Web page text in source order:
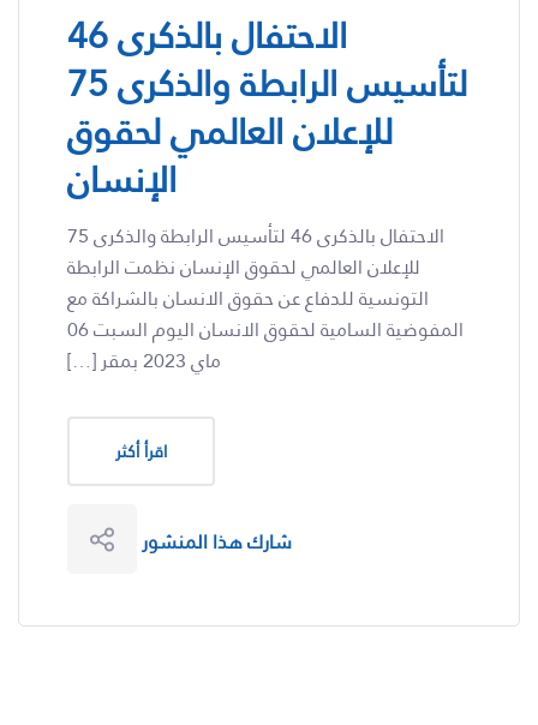
الاحتفال بالذكرى 46
لتأسيس الرابطة والذكرى 75
للإعلان العالمي لحقوق
الإنسان
الاحتفال بالذكرى 46 لتأسيس الرابطة والذكرى 75
للإعلان العالمي لحقوق الإنسان نظمت الرابطة
التونسية للدفاع عن حقوق الانسان بالشراكة مع
المفوضية السامية لحقوق الانسان اليوم السبت 06
ماي 2023 بمقر […]
اقرأ أكثر
شارك هذا المنشور